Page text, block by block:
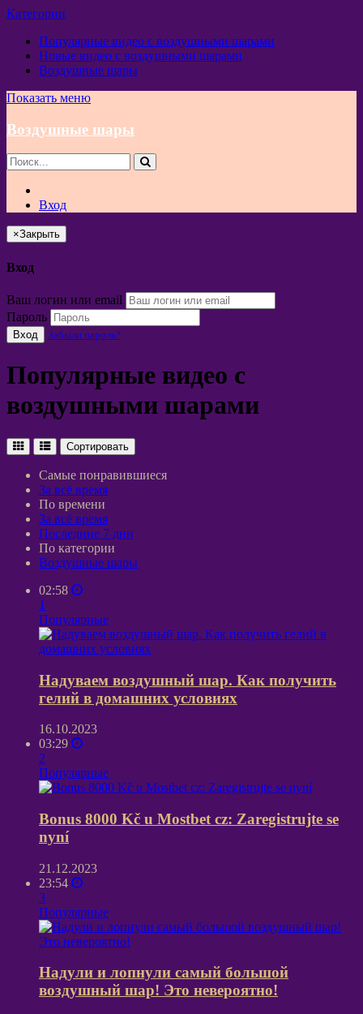
Категории
Популярные видео с воздушными шарами
Новые видео с воздушными шарами
Воздушные шары
Показать меню
Воздушные шары
Вход
×Закрыть
Вход
Ваш логин или email
Пароль
Вход Забыли пароль?
Популярные видео с
воздушными шарами
Сортировать
Самые понравившиеся
За всё время
По времени
За всё время
Последние 7 дни
По категории
Воздушные шары
02:58
1
Популярные
Надуваем воздушный шар. Как получить
гелий в домашних условиях
16.10.2023
03:29
2
Популярные
Bonus 8000 Kč u Mostbet cz: Zaregistrujte se
nyní
21.12.2023
23:54
3
Популярные
Надули и лопнули самый большой
воздушный шар! Это невероятно!